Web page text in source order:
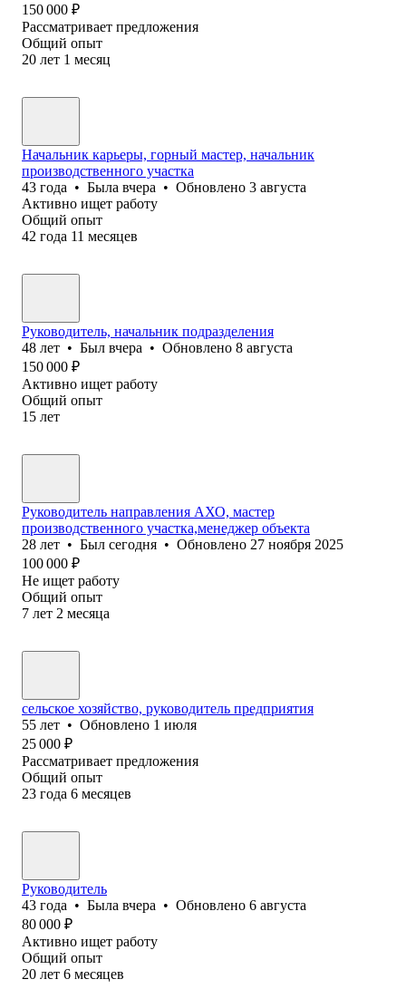
150 000 ₽
Рассматривает предложения
Общий опыт
20 лет 1 месяц
Начальник карьеры, горный мастер, начальник
производственного участка
43 года • Была вчера • Обновлено 3 августа
Активно ищет работу
Общий опыт
42 года 11 месяцев
Руководитель, начальник подразделения
48 лет • Был вчера • Обновлено 8 августа
150 000 ₽
Активно ищет работу
Общий опыт
15 лет
Руководитель направления АХО, мастер
производственного участка,менеджер объекта
28 лет • Был сегодня • Обновлено 27 ноября 2025
100 000 ₽
Не ищет работу
Общий опыт
7 лет 2 месяца
сельское хозяйство, руководитель предприятия
55 лет • Обновлено 1 июля
25 000 ₽
Рассматривает предложения
Общий опыт
23 года 6 месяцев
Руководитель
43 года • Была вчера • Обновлено 6 августа
80 000 ₽
Активно ищет работу
Общий опыт
20 лет 6 месяцев